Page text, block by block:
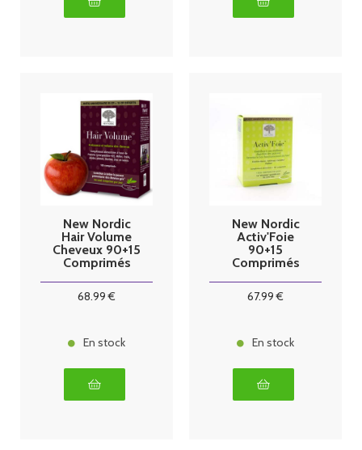
New Nordic
Hair Volume
Cheveux 90+15
Comprimés
68.99 €
En stock
New Nordic
Activ'Foie
90+15
Comprimés
67.99 €
En stock